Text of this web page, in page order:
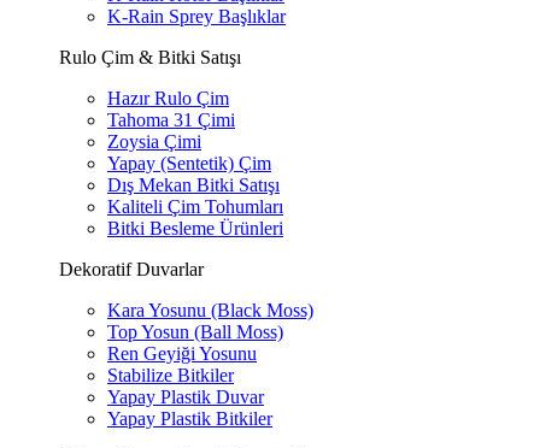
K-Rain Sprey Başlıklar
Rulo Çim & Bitki Satışı
Hazır Rulo Çim
Tahoma 31 Çimi
Zoysia Çimi
Yapay (Sentetik) Çim
Dış Mekan Bitki Satışı
Kaliteli Çim Tohumları
Bitki Besleme Ürünleri
Dekoratif Duvarlar
Kara Yosunu (Black Moss)
Top Yosun (Ball Moss)
Ren Geyiği Yosunu
Stabilize Bitkiler
Yapay Plastik Duvar
Yapay Plastik Bitkiler